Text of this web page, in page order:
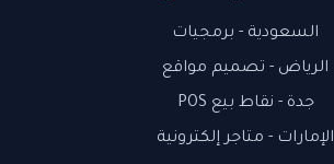
السعودية - برمجيات
الرياض - تصميم مواقع
جدة - نقاط بيع POS
الإمارات - متاجر إلكترونية